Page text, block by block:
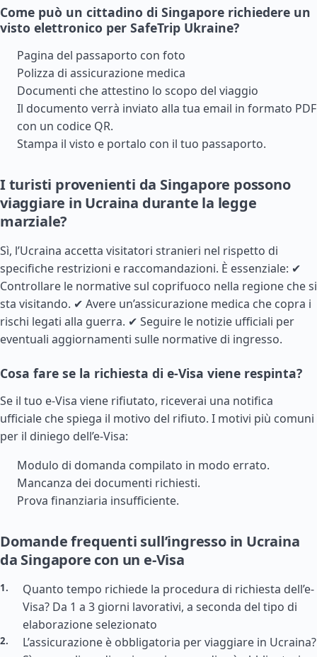
Come può un cittadino di Singapore richiedere un
visto elettronico per SafeTrip Ukraine?
Pagina del passaporto con foto
Polizza di assicurazione medica
Documenti che attestino lo scopo del viaggio
Il documento verrà inviato alla tua email in formato PDF
con un codice QR.
Stampa il visto e portalo con il tuo passaporto.
I turisti provenienti da Singapore possono
viaggiare in Ucraina durante la legge
marziale?
Sì, l’Ucraina accetta visitatori stranieri nel rispetto di
specifiche restrizioni e raccomandazioni. È essenziale: ✔
Controllare le normative sul coprifuoco nella regione che si
sta visitando. ✔ Avere un’assicurazione medica che copra i
rischi legati alla guerra. ✔ Seguire le notizie ufficiali per
eventuali aggiornamenti sulle normative di ingresso.
Cosa fare se la richiesta di e-Visa viene respinta?
Se il tuo e-Visa viene rifiutato, riceverai una notifica
ufficiale che spiega il motivo del rifiuto. I motivi più comuni
per il diniego dell’e-Visa:
Modulo di domanda compilato in modo errato.
Mancanza dei documenti richiesti.
Prova finanziaria insufficiente.
Domande frequenti sull’ingresso in Ucraina
da Singapore con un e-Visa
Quanto tempo richiede la procedura di richiesta dell’e-
Visa? Da 1 a 3 giorni lavorativi, a seconda del tipo di
elaborazione selezionato
L’assicurazione è obbligatoria per viaggiare in Ucraina?